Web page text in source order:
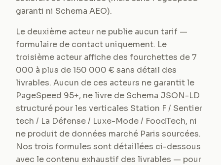
garanti ni Schema AEO).
Le deuxième acteur ne publie aucun tarif —
formulaire de contact uniquement. Le
troisième acteur affiche des fourchettes de 7
000 à plus de 150 000 € sans détail des
livrables. Aucun de ces acteurs ne garantit le
PageSpeed 95+, ne livre de Schema JSON-LD
structuré pour les verticales Station F / Sentier
tech / La Défense / Luxe-Mode / FoodTech, ni
ne produit de données marché Paris sourcées.
Nos trois formules sont détaillées ci-dessous
avec le contenu exhaustif des livrables — pour